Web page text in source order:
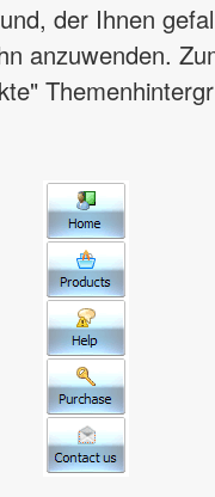
der Ihnen
anzuwenden.